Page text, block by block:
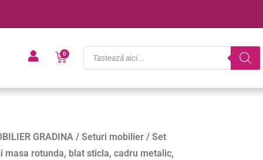
0
Cart
Products
search
GRADINA /Seturi mobilier / Set
masa rotunda, blat sticla, cadru metalic,